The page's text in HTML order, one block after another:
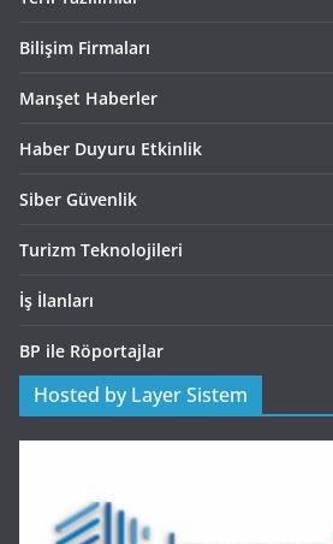
Bilişim Firmaları
Manşet Haberler
Haber Duyuru Etkinlik
Siber Güvenlik
Turizm Teknolojileri
İş İlanları
BP ile Röportajlar
Hosted by Layer Sistem